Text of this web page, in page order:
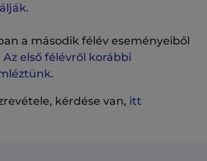
a második félév eseményeiből
Az első félévről korábbi
kérdése van, itt